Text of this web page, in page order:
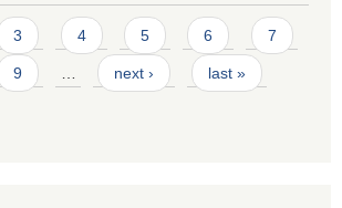
3 4 5 6 7
9 … next › last »